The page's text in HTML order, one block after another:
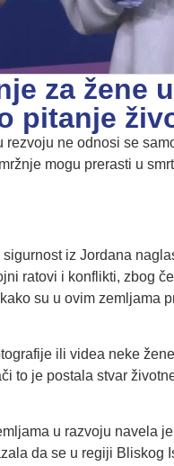
za žene
pitanje
ne odnosi se
mogu prerasti u
iz Jordana
ratovi i konflikti, zbog
su u ovim zemljama
ili videa neke
to je postala stvar
u razvoju navela
da se u regiji Bliskog